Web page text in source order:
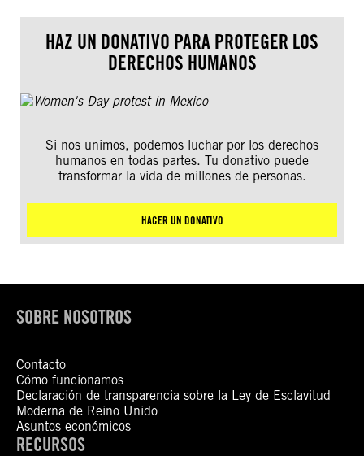
HAZ UN DONATIVO PARA PROTEGER LOS
DERECHOS HUMANOS
Si nos unimos, podemos luchar por los derechos
humanos en todas partes. Tu donativo puede
transformar la vida de millones de personas.
HACER UN DONATIVO
SOBRE NOSOTROS
Contacto
Cómo funcionamos
Declaración de transparencia sobre la Ley de Esclavitud
Moderna de Reino Unido
Asuntos económicos
RECURSOS